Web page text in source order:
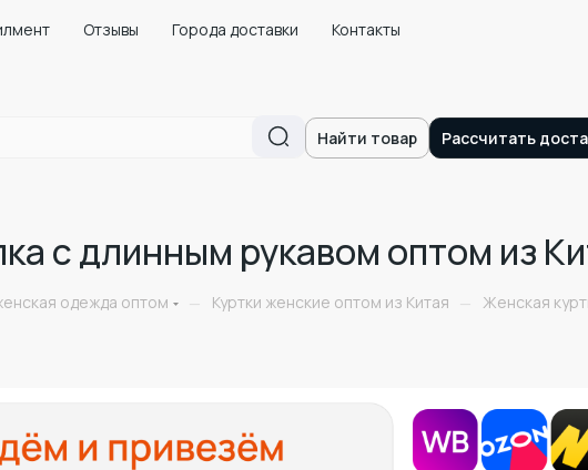
Отзывы Города доставки
Контакты
Найти товар Рассчитать
с длинным рукавом оптом из
одежда оптом — Куртки женские оптом из Китая —
Женская